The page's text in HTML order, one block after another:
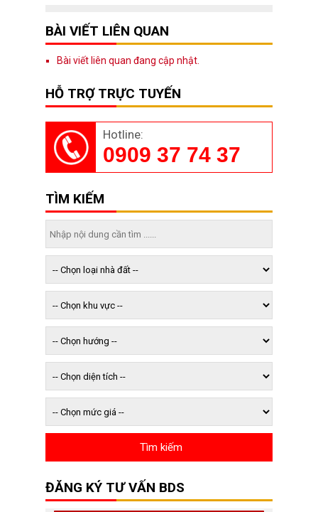
BÀI VIẾT LIÊN QUAN
Bài viết liên quan đang cập nhật.
HỖ TRỢ TRỰC TUYẾN
Hotline:
0909 37 74 37
TÌM KIẾM
ĐĂNG KÝ TƯ VẤN BDS